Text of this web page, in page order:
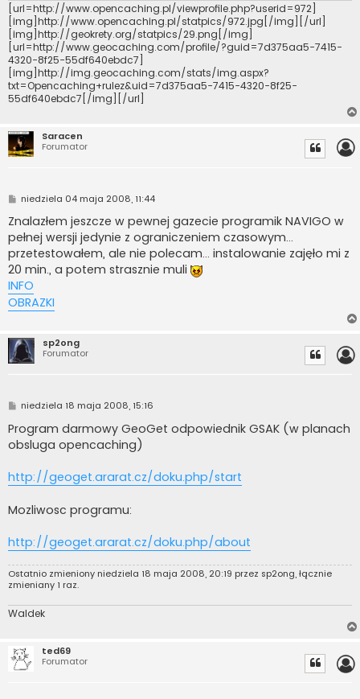
[url=http://www.opencaching.pl/viewprofile.php?userid=972]
[img]http://www.opencaching.pl/statpics/972.jpg[/img][/url]
[img]http://geokrety.org/statpics/29.png[/img]
[url=http://www.geocaching.com/profile/?guid=7d375aa5-7415-
4320-8f25-55df640ebdc7]
[img]http://img.geocaching.com/stats/img.aspx?
txt=Opencaching+rulez&uid=7d375aa5-7415-4320-8f25-
55df640ebdc7[/img][/url]
Saracen
Forumator
P
s
t
niedziela 04 maja 2008, 11:44
Znalazłem jeszcze w pewnej gazecie programik NAVIGO w
pełnej wersji jedynie z ograniczeniem czasowym...
przetestowałem, ale nie polecam... instalowanie zajęło mi z
20 min., a potem strasznie muli
INFO
OBRAZKI
sp2ong
Forumator
P
s
t
niedziela 18 maja 2008, 15:16
Program darmowy GeoGet odpowiednik GSAK (w planach
obsluga opencaching)
http://geoget.ararat.cz/doku.php/start
Mozliwosc programu:
http://geoget.ararat.cz/doku.php/about
Ostatnio zmieniony niedziela 18 maja 2008, 20:19 przez sp2ong , łącznie
zmieniany 1 raz.
Waldek
ted69
Forumator